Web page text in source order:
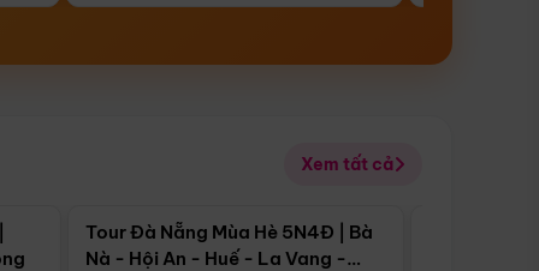
Xem tất cả
Điểm nổi bật
Tour Đà Nẵng Mùa Hè 5N4Đ | Bà
Nà - Hội An - Huế - La Vang -